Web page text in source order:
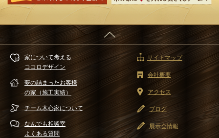
家について考える
ココロデザイン
夢の詰まったお客様
の家（施工実績）
チーム木心家について
なんでも相談室
よくある質問
サイトマップ
会社概要
アクセス
ブログ
展示会情報